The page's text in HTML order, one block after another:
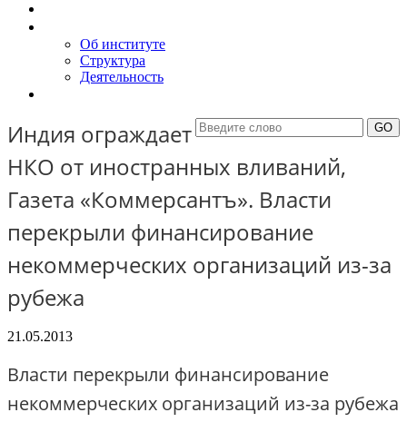
Об институте
Структура
Деятельность
Индия ограждает
НКО от иностранных вливаний,
Газета «Коммерсантъ». Власти
перекрыли финансирование
некоммерческих организаций из-за
рубежа
21.05.2013
Власти перекрыли финансирование
некоммерческих организаций из-за рубежа